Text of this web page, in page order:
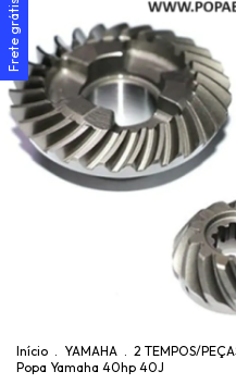
Frete grátis
Início YAMAHA 2 TEMPOS/
Popa Yamaha 40hp 40J